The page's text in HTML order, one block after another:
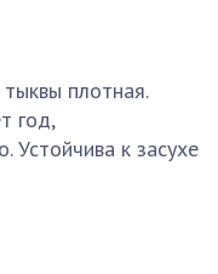
плотная.
год,
Устойчива к засухе